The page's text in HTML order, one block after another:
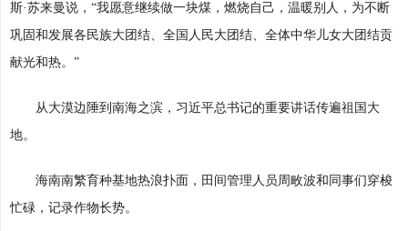
斯·苏来曼说，“我愿意继续做一块煤，燃烧自己，温暖别人，为不断
巩固和发展各民族大团结、全国人民大团结、全体中华儿女大团结贡
献光和热。”
从大漠边陲到南海之滨，习近平总书记的重要讲话传遍祖国大
地。
海南南繁育种基地热浪扑面，田间管理人员周畋波和同事们穿梭
忙碌，记录作物长势。